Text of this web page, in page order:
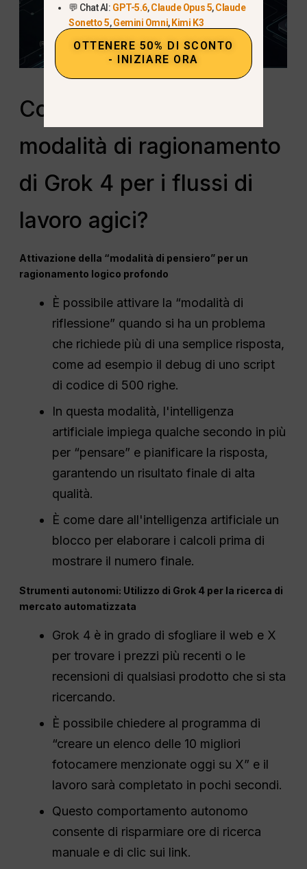
Come padroneggiare la
modalità di ragionamento
di Grok 4 per i flussi di
lavoro agici?
Attivazione della “modalità di pensiero” per un
ragionamento logico profondo
È possibile attivare la “modalità di
riflessione” quando si ha un problema
che richiede più di una semplice risposta,
come ad esempio il debug di uno script
di codice di 500 righe.
In questa modalità, l'intelligenza
artificiale impiega qualche secondo in più
per “pensare” e pianificare la risposta,
garantendo un risultato finale di alta
qualità.
È come dare all'intelligenza artificiale un
blocco per elaborare i calcoli prima di
mostrare il numero finale.
Strumenti autonomi: Utilizzo di Grok 4 per la ricerca di
mercato automatizzata
Grok 4 è in grado di sfogliare il web e X
per trovare i prezzi più recenti o le
recensioni di qualsiasi prodotto che si sta
ricercando.
È possibile chiedere al programma di
“creare un elenco delle 10 migliori
fotocamere menzionate oggi su X” e il
lavoro sarà completato in pochi secondi.
Questo comportamento autonomo
consente di risparmiare ore di ricerca
manuale e di clic sui link.
💬 Chat AI: GPT-5.6,Claude Opus 5,Claude
Sonetto 5,Gemini Omni, Kimi K3
OTTENERE 50% DI SCONTO
- INIZIARE ORA